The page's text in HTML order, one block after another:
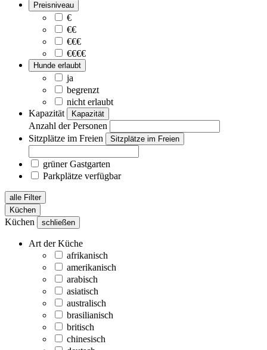
Preisniveau
€
€€
€€€
€€€€
Hunde erlaubt
ja
begrenzt
nicht erlaubt
Kapazität
Kapazität
Anzahl der Personen
Sitzplätze im Freien
Sitzplätze im Freien
grüner Gastgarten
Parkplätze verfügbar
alle Filter
Küchen
Küchen schließen
Art der Küche
afrikanisch
amerikanisch
arabisch
asiatisch
australisch
brasilianisch
britisch
chinesisch